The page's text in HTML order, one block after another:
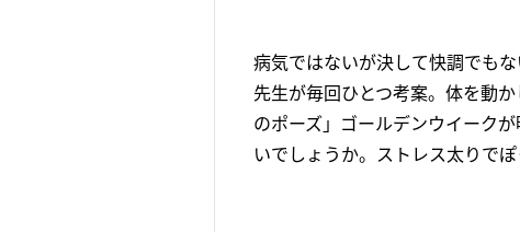
病気ではないが決して快調でも
先生が毎回ひとつ考案。体を動
のポーズ」ゴールデンウイーク
いでしょうか。ストレス太りで